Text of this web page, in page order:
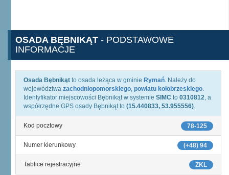
OSADA BĘBNIKĄT - PODSTAWOWE
INFORMACJE
Osada Bębnikąt to osada leżąca w gminie Rymań. Należy do
województwa zachodniopomorskiego, powiatu kołobrzeskiego.
Identyfikator miejscowości Bębnikąt w systemie SIMC to 0310812, a
współrzędne GPS osady Bębnikąt to (15.440833, 53.955556).
78-125
Kod pocztowy
(+48) 94
Numer kierunkowy
ZKL
Tablice rejestracyjne